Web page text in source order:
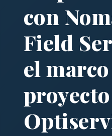
con
Field
el
proyecto